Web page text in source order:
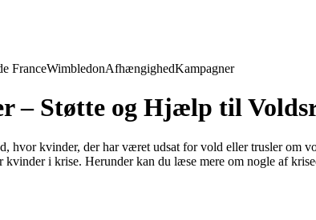
FranceWimbledonAfhængighedKampagner
– Støtte og Hjælp til
hvor kvinder, der har været udsat for vold eller trusler om
i krise. Herunder kan du læse mere om nogle af